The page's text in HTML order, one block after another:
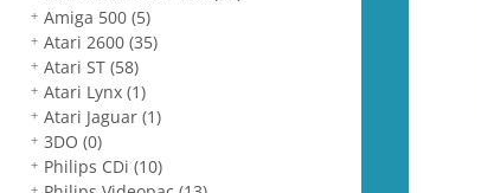
Amiga 500(5)
Atari 2600(35)
Atari ST(58)
Atari Lynx(1)
Atari Jaguar(1)
3DO(0)
Philips CDi(10)